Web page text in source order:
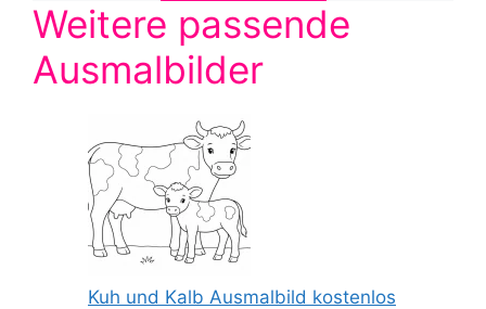
Weitere passende
Ausmalbilder
Kuh und Kalb Ausmalbild kostenlos